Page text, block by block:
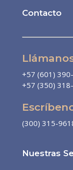
Contacto
+57 (601)
+57 (350)
(300) 315-
Nuestras